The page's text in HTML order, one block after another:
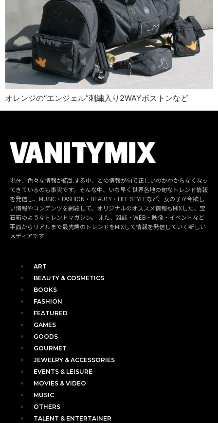
オレンジの“エンジェル”刺繍入り2WAYボストンなど
現在、色々な情報が錯乱する中、どの情報が旬で正しいのかわからなくなっ
てきているのも事実です。そんな中、いち早く世界各地の旬なトレンド情報
を発信し、MUSIC・FASHION・BEAUTY・LIFE STYLEなど、女の子が今欲し
い情報やコンテンツを網羅して、オリジナルのオススメ情報もMIXした、宝
石箱のようなトレンドマガジン。 また、雑誌・WEB・映像・イベントなど
平面からリアルまで最先端のトレンドをMIXして情報を発信していく新しい
メディアです
ART
BEAUTY & COSMETICS
BOOKS
FASHION
FEATURED
GAMES
GOODS
GOURMET
JEWELRY & ACCESSORIES
EVENTS & LEISURE
MOVIES & VIDEO
MUSIC
OTHERS
TALENT & ENTERTAINER